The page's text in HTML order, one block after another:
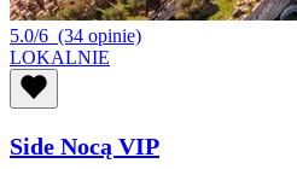
5.0/6 (34 opinie)
LOKALNIE
Side Nocą VIP